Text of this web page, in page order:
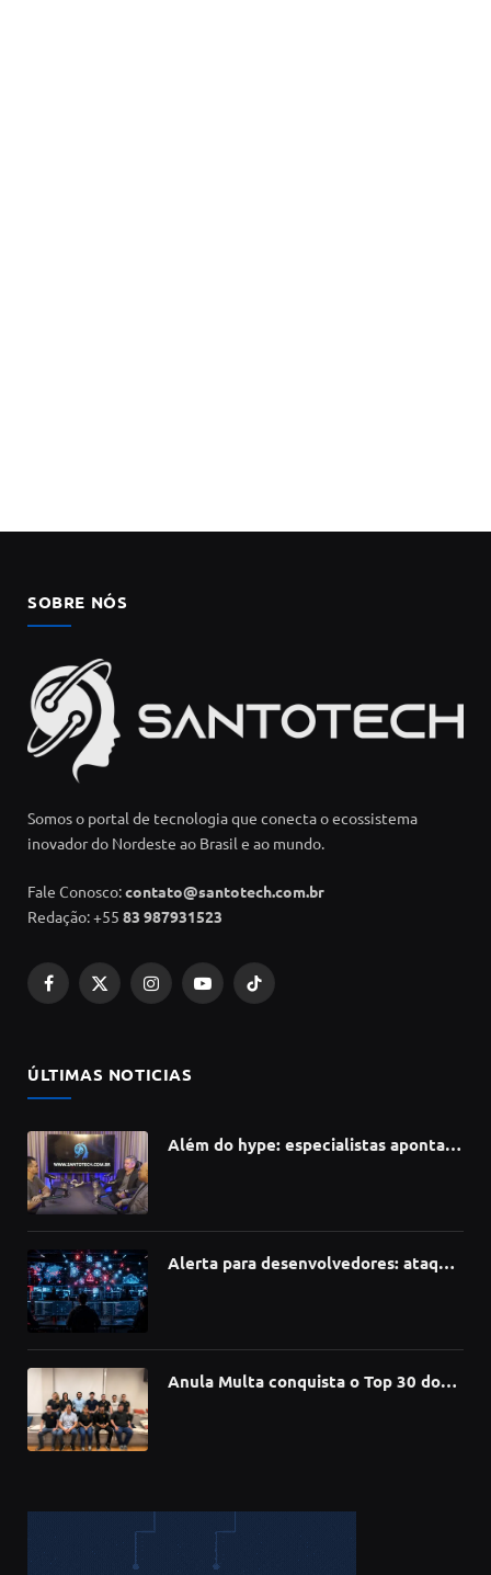
SOBRE NÓS
Somos o portal de tecnologia que conecta o ecossistema
inovador do Nordeste ao Brasil e ao mundo.
Fale Conosco:contato@santotech.com.br
Redação: +55 83 987931523
Facebook
X
InstagramYouTubeTikTok
ÚLTIMAS NOTICIAS
Além do hype: especialistas apontam
Alerta para desenvolvedores: ataque
Anula Multa conquista o Top 30 do